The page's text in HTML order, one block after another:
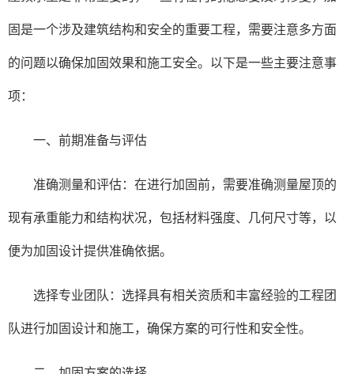
固是一个涉及建筑结构和安全的重要工程，需要注意多方面
的问题以确保加固效果和施工安全。以下是一些主要注意事
项：
一、前期准备与评估
准确测量和评估：在进行加固前，需要准确测量屋顶的
现有承重能力和结构状况，包括材料强度、几何尺寸等，以
便为加固设计提供准确依据。
选择专业团队：选择具有相关资质和丰富经验的工程团
队进行加固设计和施工，确保方案的可行性和安全性。